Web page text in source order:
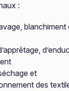
:
blanchiment
et
des